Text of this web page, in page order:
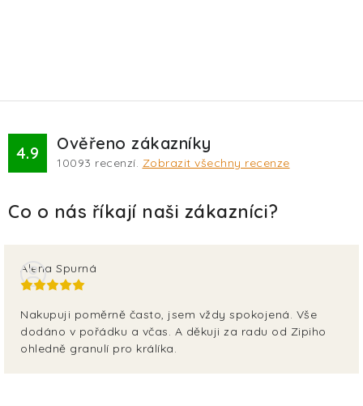
4.9 Ověřeno zákazníky
10093 recenzí. Zobrazit všechny recenze
Alena Spurná
Nakupuji poměrně často, jsem vždy spokojená. Vše
dodáno v pořádku a včas. A děkuji za radu od Zipiho
ohledně granulí pro králíka.